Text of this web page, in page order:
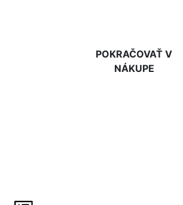
POKRAČOVAŤ V
NÁKUPE